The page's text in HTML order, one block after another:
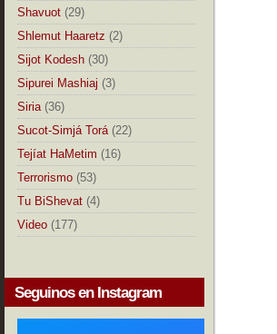
Shavuot (29)
Shlemut Haaretz (2)
Sijot Kodesh (30)
Sipurei Mashiaj (3)
Siria (36)
Sucot-Simjá Torá (22)
Tejíat HaMetim (16)
Terrorismo (53)
Tu BiShevat (4)
Video (177)
Seguinos en Instagram